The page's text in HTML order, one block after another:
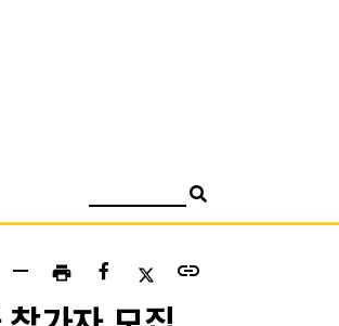
remove print link